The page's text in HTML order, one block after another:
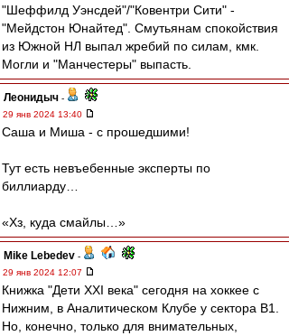
"Шеффилд Уэнсдей"/"Ковентри Сити" -
"Мейдстон Юнайтед". Смутьянам спокойствия
из Южной НЛ выпал жребий по силам, кмк.
Могли и "Манчестеры" выпасть.
Леонидыч -
29 янв 2024 13:40
Саша и Миша - с прошедшими!
Тут есть невъебенные эксперты по
биллиарду…
«Хз, куда смайлы…»
Mike Lebedev -
29 янв 2024 12:07
Книжка "Дети XXI века" сегодня на хоккее с
Нижним, в Аналитическом Клубе у сектора В1.
Но, конечно, только для внимательных,